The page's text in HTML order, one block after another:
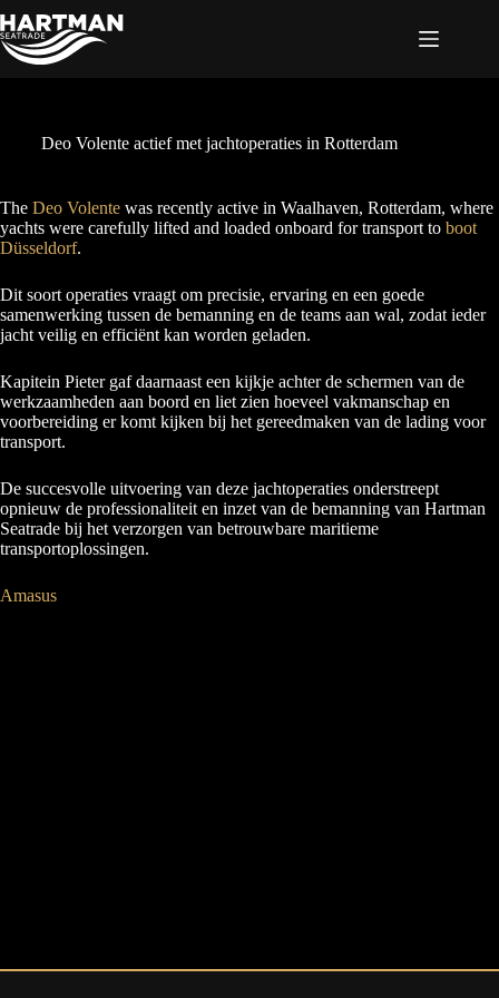
naar
de
inhoud
Deo Volente actief met jachtoperaties in Rotterdam
The Deo Volente was recently active in Waalhaven, Rotterdam, where
yachts were carefully lifted and loaded onboard for transport to boot
Düsseldorf.
Dit soort operaties vraagt om precisie, ervaring en een goede
samenwerking tussen de bemanning en de teams aan wal, zodat ieder
jacht veilig en efficiënt kan worden geladen.
Kapitein Pieter gaf daarnaast een kijkje achter de schermen van de
werkzaamheden aan boord en liet zien hoeveel vakmanschap en
voorbereiding er komt kijken bij het gereedmaken van de lading voor
transport.
De succesvolle uitvoering van deze jachtoperaties onderstreept
opnieuw de professionaliteit en inzet van de bemanning van Hartman
Seatrade bij het verzorgen van betrouwbare maritieme
transportoplossingen.
Amasus